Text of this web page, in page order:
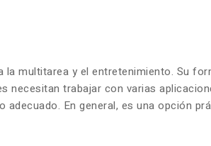
multitarea y el entretenimiento. Su
necesitan trabajar con varias
En general, es una opción